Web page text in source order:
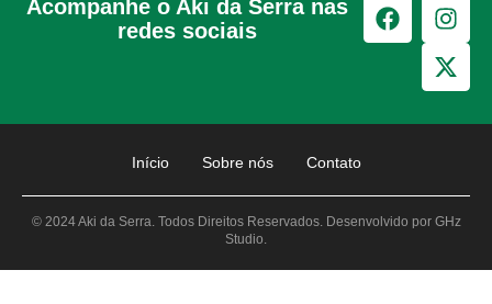
Acompanhe o Aki da Serra nas
redes sociais
Início Sobre nós Contato
© 2024 Aki da Serra. Todos Direitos Reservados. Desenvolvido por GHz
Studio.